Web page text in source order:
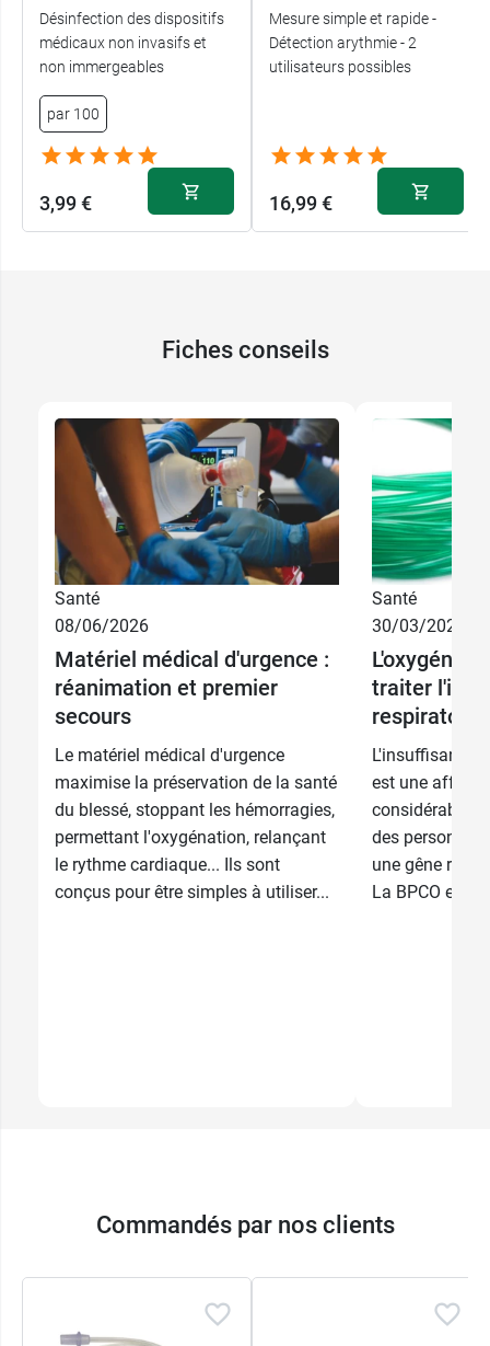
Désinfection des dispositifs
médicaux non invasifs et
non immergeables
par 100
3,99 €
Mesure simple et rapide -
Détection arythmie - 2
utilisateurs possibles
16,99 €
Fiches conseils
Santé
08/06/2026
Matériel médical d'urgence :
réanimation et premier
secours
Le matériel médical d'urgence
maximise la préservation de la santé
du blessé, stoppant les hémorragies,
permettant l'oxygénation, relançant
le rythme cardiaque... Ils sont
conçus pour être simples à utiliser...
Santé
30/03/2026
traiter
L'insuffisance
est une
des
une gêne
La BPCO est
Commandés par nos clients